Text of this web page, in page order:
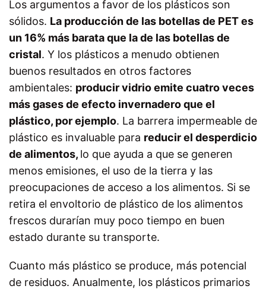
Los argumentos a favor de los plásticos son
sólidos. La producción de las botellas de PET es
un 16% más barata que la de las botellas de
cristal. Y los plásticos a menudo obtienen
buenos resultados en otros factores
ambientales: producir vidrio emite cuatro veces
más gases de efecto invernadero que el
plástico, por ejemplo. La barrera impermeable de
plástico es invaluable para reducir el desperdicio
de alimentos, lo que ayuda a que se generen
menos emisiones, el uso de la tierra y las
preocupaciones de acceso a los alimentos. Si se
retira el envoltorio de plástico de los alimentos
frescos durarían muy poco tiempo en buen
estado durante su transporte.
Cuanto más plástico se produce, más potencial
de residuos. Anualmente, los plásticos primarios